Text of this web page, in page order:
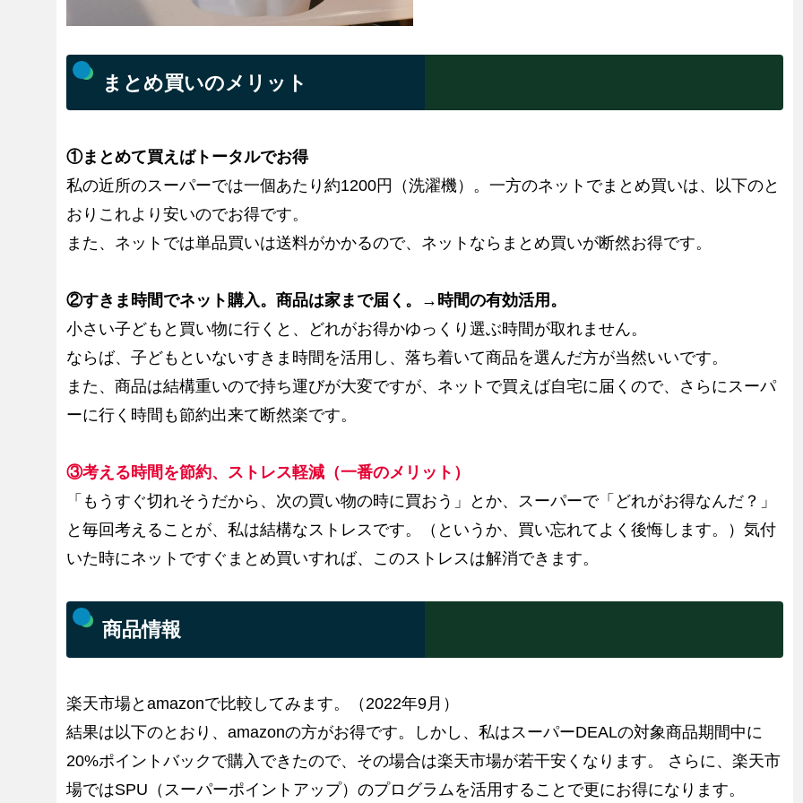
まとめ買いのメリット
①まとめて買えばトータルでお得
私の近所のスーパーでは一個あたり約1200円（洗濯機）。一方のネットでまとめ買いは、以下のと
おりこれより安いのでお得です。
また、ネットでは単品買いは送料がかかるので、ネットならまとめ買いが断然お得です。
②すきま時間でネット購入。商品は家まで届く。→時間の有効活用。
小さい子どもと買い物に行くと、どれがお得かゆっくり選ぶ時間が取れません。
ならば、子どもといないすきま時間を活用し、落ち着いて商品を選んだ方が当然いいです。
また、商品は結構重いので持ち運びが大変ですが、ネットで買えば自宅に届くので、さらにスーパ
ーに行く時間も節約出来て断然楽です。
③考える時間を節約、ストレス軽減 （一番のメリット）
「もうすぐ切れそうだから、次の買い物の時に買おう」とか、スーパーで「どれがお得なんだ？」
と毎回考えることが、私は結構なストレスです。（というか、買い忘れてよく後悔します。）気付
いた時にネットですぐまとめ買いすれば、このストレスは解消できます。
商品情報
楽天市場とamazonで比較してみます。（2022年9月）
結果は以下のとおり、amazonの方がお得です。しかし、私はスーパーDEALの対象商品期間中に
20%ポイントバックで購入できたので、その場合は楽天市場が若干安くなります。 さらに、楽天市
場ではSPU（スーパーポイントアップ）のプログラムを活用することで更にお得になります。